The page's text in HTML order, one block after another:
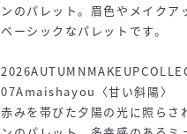
ンのパレット。眉色やメイク
ベーシックなパレットです。
07Amaishayou〈甘い斜陽〉
赤みを帯びた夕陽の光に照ら